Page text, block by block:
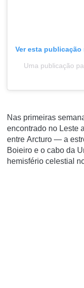
Ver esta publicação
Uma publicação
Nas primeiras
encontrado no Leste
entre Arcturo — a
Boieiro e o cabo da
hemisfério celestial